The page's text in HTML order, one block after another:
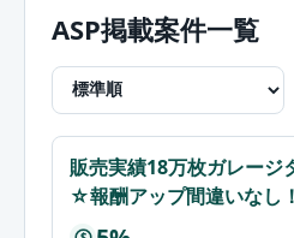
ASP掲載案件一覧
販売実績18万枚ガレー
☆報酬アップ間違いなし